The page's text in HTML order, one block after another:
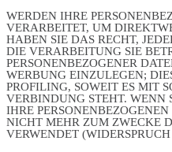
WERDEN IHRE
VERARBEITET, UM
HABEN SIE DAS RECHT,
DIE VERARBEITUNG SIE
PERSONENBEZOGENER
WERBUNG EINZULEGEN;
PROFILING, SOWEIT ES MIT
VERBINDUNG STEHT. WENN
IHRE
NICHT MEHR ZUM ZWECKE
VERWENDET